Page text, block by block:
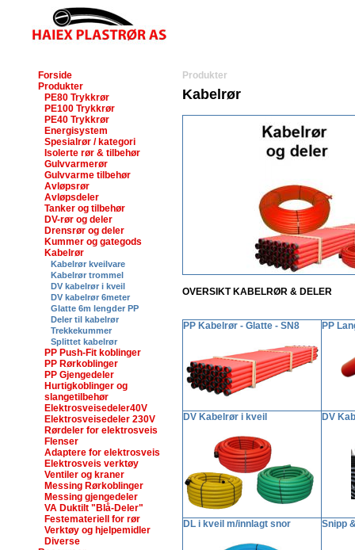
Forside
Produkter
PE80 Trykkrør
PE100 Trykkrør
PE40 Trykkrør
Energisystem
Spesialrør / kategori
Isolerte rør & tilbehør
Gulvvarmerør
Gulvvarme tilbehør
Avløpsrør
Avløpsdeler
Tanker og tilbehør
DV-rør og deler
Drensrør og deler
Kummer og gategods
Kabelrør
Kabelrør kveilvare
Kabelrør trommel
DV kabelrør i kveil
DV kabelrør 6meter
Glatte 6m lengder PP
Deler til kabelrør
Trekkekummer
Splittet kabelrør
PP Push-Fit koblinger
PP Rørkoblinger
PP Gjengedeler
Hurtigkoblinger og
slangetilbehør
Elektrosveisedeler40V
Elektrosveisedeler 230V
Rørdeler for elektrosveis
Flenser
Adaptere for elektrosveis
Elektrosveis verktøy
Ventiler og kraner
Messing Rørkoblinger
Messing gjengedeler
VA Duktilt "Blå-Deler"
Festemateriell for rør
Verktøy og hjelpemidler
Diverse
Produkter
Kabelrør
OVERSIKT KABELRØR & DELER
PP Kabelrør - Glatte - SN8 PP
DV Kabelrør i kveil DV
DL i kveil m/innlagt snor Snipp